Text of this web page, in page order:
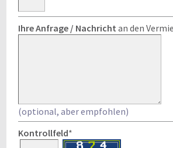
Ihre Anfrage / Nachricht an den
(optional, aber empfohlen)
Kontrollfeld*